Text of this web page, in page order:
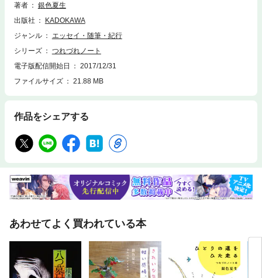
著者
銀色夏生
出版社
KADOKAWA
ジャンル
エッセイ・随筆・紀行
シリーズ
つれづれノート
電子版配信開始日
2017/12/31
ファイルサイズ
21.88 MB
作品をシェアする
あわせてよく買われている本